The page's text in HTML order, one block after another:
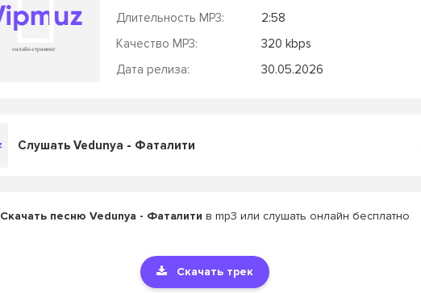
Длительность MP3:
2:58
Качество MP3:
320 kbps
Дата релиза:
30.05.2026
Слушать Vedunya - Фаталити
Скачать песню Vedunya - Фаталити в mp3 или слушать онлайн бесплатно
Скачать трек